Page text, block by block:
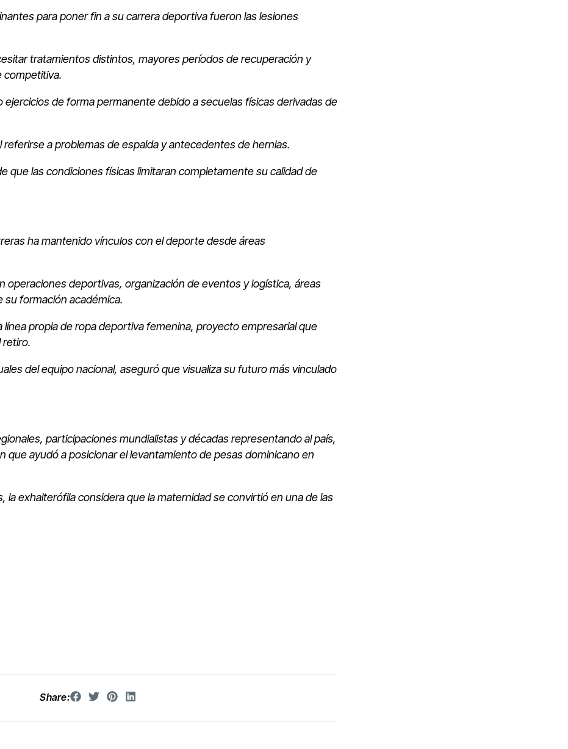
para poner fin a su carrera deportiva fueron las lesiones
tratamientos distintos, mayores períodos de recuperación y
competitiva.
de forma permanente debido a secuelas físicas derivadas de
referirse a problemas de espalda y antecedentes de hernias.
que las condiciones físicas limitaran completamente su calidad de
ha mantenido vínculos con el deporte desde áreas
operaciones deportivas, organización de eventos y logística, áreas
formación académica.
propia de ropa deportiva femenina, proyecto empresarial que
retiro.
del equipo nacional, aseguró que visualiza su futuro más vinculado
participaciones mundialistas y décadas representando al país,
ayudó a posicionar el levantamiento de pesas dominicano en
la exhalterófila considera que la maternidad se convirtió en una de las
Share: